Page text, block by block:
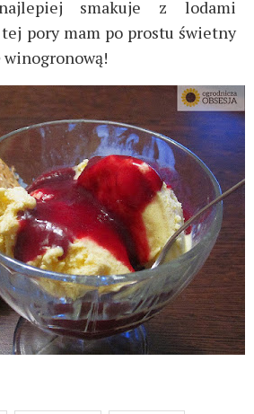
smakuje z lodami
pory mam po prostu świetny
winogronową!